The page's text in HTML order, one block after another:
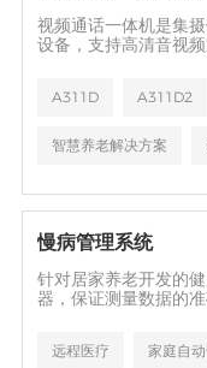
视频通话一体机是集
设备，支持高清音视
求。还可与第三方养
A311D A311D2
智慧养老解决方案
养老 跌倒检测
慢病管理系统
针对居家养老开发的
器，保证测量数据的
根据数据生成健康报
远程医疗 家庭自